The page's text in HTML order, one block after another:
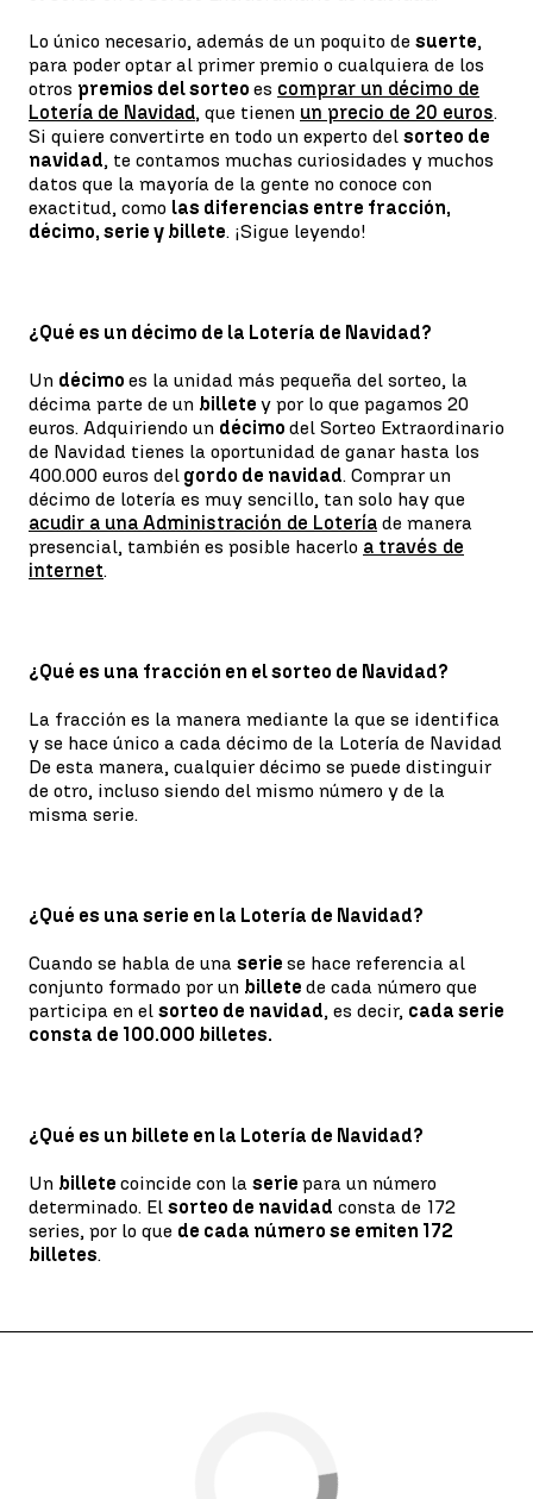
Lo único necesario, además de un poquito de suerte,
para poder optar al primer premio o cualquiera de los
otros premios del sorteo es comprar un décimo de
Lotería de Navidad, que tienen un precio de 20 euros.
Si quiere convertirte en todo un experto del sorteo de
navidad, te contamos muchas curiosidades y muchos
datos que la mayoría de la gente no conoce con
exactitud, como las diferencias entre fracción,
décimo, serie y billete. ¡Sigue leyendo!
¿Qué es un décimo de la Lotería de Navidad?
Un décimo es la unidad más pequeña del sorteo, la
décima parte de un billete y por lo que pagamos 20
euros. Adquiriendo un décimo del Sorteo Extraordinario
de Navidad tienes la oportunidad de ganar hasta los
400.000 euros del gordo de navidad. Comprar un
décimo de lotería es muy sencillo, tan solo hay que
acudir a una Administración de Lotería de manera
presencial, también es posible hacerlo a través de
internet.
¿Qué es una fracción en el sorteo de Navidad?
La fracción es la manera mediante la que se identifica
y se hace único a cada décimo de la Lotería de Navidad
De esta manera, cualquier décimo se puede distinguir
de otro, incluso siendo del mismo número y de la
misma serie.
¿Qué es una serie en la Lotería de Navidad?
Cuando se habla de una serie se hace referencia al
conjunto formado por un billete de cada número que
participa en el sorteo de navidad, es decir, cada serie
consta de 100.000 billetes.
¿Qué es un billete en la Lotería de Navidad?
Un billete coincide con la serie para un número
determinado. El sorteo de navidad consta de 172
series, por lo que de cada número se emiten 172
billetes.